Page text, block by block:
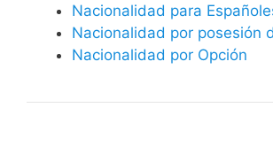
Nacionalidad para
Nacionalidad por posesión
Nacionalidad por Opción